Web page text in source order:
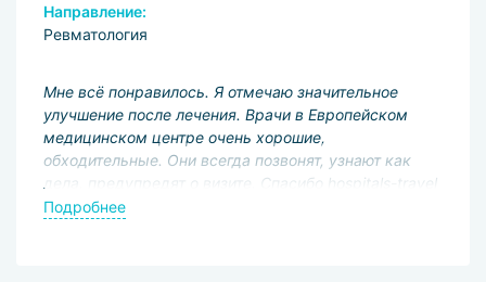
Направление:
Ревматология
Мне всё понравилось. Я отмечаю значительное
улучшение после лечения. Врачи в Европейском
медицинском центре очень хорошие,
обходительные. Они всегда позвонят, узнают как
дела, предупредят о визите. Спасибо hospitals-travel
за организацию лечения!
Подробнее